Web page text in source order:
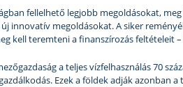
fellelhető legjobb megoldásokat,
innovatív megoldásokat. A siker
kell teremteni a finanszírozás feltételeit
a teljes vízfelhasználás 70
Ezek a földek adják azonban a